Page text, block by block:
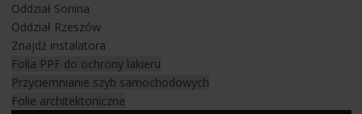
Oddział Sonina
Oddział Rzeszów
Znajdź instalatora
Folia PPF do ochrony lakieru
Przyciemnianie szyb samochodowych
Folie architektoniczne
Folia do oklejania samochodu
bezbarwna